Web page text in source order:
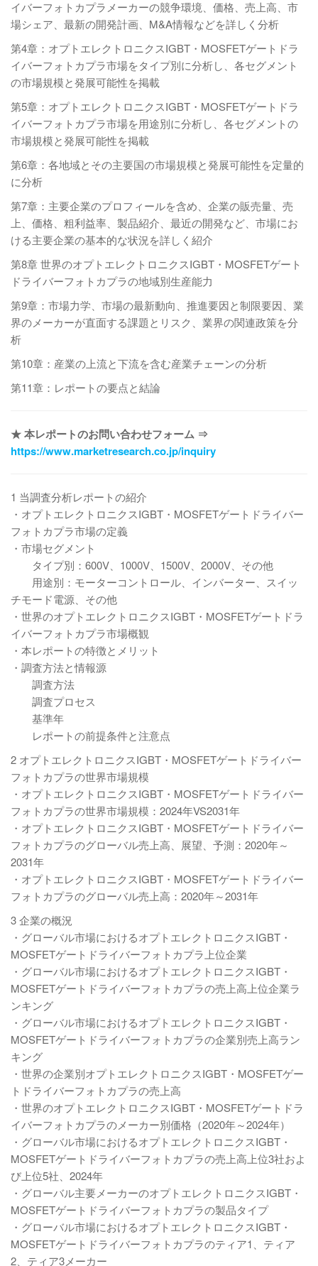
イバーフォトカプラメーカーの競争環境、価格、売上高、市
場シェア、最新の開発計画、M&A情報などを詳しく分析
第4章：オプトエレクトロニクスIGBT・MOSFETゲートドラ
イバーフォトカプラ市場をタイプ別に分析し、各セグメント
の市場規模と発展可能性を掲載
第5章：オプトエレクトロニクスIGBT・MOSFETゲートドラ
イバーフォトカプラ市場を用途別に分析し、各セグメントの
市場規模と発展可能性を掲載
第6章：各地域とその主要国の市場規模と発展可能性を定量的
に分析
第7章：主要企業のプロフィールを含め、企業の販売量、売
上、価格、粗利益率、製品紹介、最近の開発など、市場にお
ける主要企業の基本的な状況を詳しく紹介
第8章 世界のオプトエレクトロニクスIGBT・MOSFETゲート
ドライバーフォトカプラの地域別生産能力
第9章：市場力学、市場の最新動向、推進要因と制限要因、業
界のメーカーが直面する課題とリスク、業界の関連政策を分
析
第10章：産業の上流と下流を含む産業チェーンの分析
第11章：レポートの要点と結論
★ 本レポートのお問い合わせフォーム ⇒
https://www.marketresearch.co.jp/inquiry
1 当調査分析レポートの紹介
・オプトエレクトロニクスIGBT・MOSFETゲートドライバー
フォトカプラ市場の定義
・市場セグメント
タイプ別：600V、1000V、1500V、2000V、その他
用途別：モーターコントロール、インバーター、スイッ
チモード電源、その他
・世界のオプトエレクトロニクスIGBT・MOSFETゲートドラ
イバーフォトカプラ市場概観
・本レポートの特徴とメリット
・調査方法と情報源
調査方法
調査プロセス
基準年
レポートの前提条件と注意点
2 オプトエレクトロニクスIGBT・MOSFETゲートドライバー
フォトカプラの世界市場規模
・オプトエレクトロニクスIGBT・MOSFETゲートドライバー
フォトカプラの世界市場規模：2024年VS2031年
・オプトエレクトロニクスIGBT・MOSFETゲートドライバー
フォトカプラのグローバル売上高、展望、予測：2020年～
2031年
・オプトエレクトロニクスIGBT・MOSFETゲートドライバー
フォトカプラのグローバル売上高：2020年～2031年
3 企業の概況
・グローバル市場におけるオプトエレクトロニクスIGBT・
MOSFETゲートドライバーフォトカプラ上位企業
・グローバル市場におけるオプトエレクトロニクスIGBT・
MOSFETゲートドライバーフォトカプラの売上高上位企業ラ
ンキング
・グローバル市場におけるオプトエレクトロニクスIGBT・
MOSFETゲートドライバーフォトカプラの企業別売上高ラン
キング
・世界の企業別オプトエレクトロニクスIGBT・MOSFETゲー
トドライバーフォトカプラの売上高
・世界のオプトエレクトロニクスIGBT・MOSFETゲートドラ
イバーフォトカプラのメーカー別価格（2020年～2024年）
・グローバル市場におけるオプトエレクトロニクスIGBT・
MOSFETゲートドライバーフォトカプラの売上高上位3社およ
び上位5社、2024年
・グローバル主要メーカーのオプトエレクトロニクスIGBT・
MOSFETゲートドライバーフォトカプラの製品タイプ
・グローバル市場におけるオプトエレクトロニクスIGBT・
MOSFETゲートドライバーフォトカプラのティア1、ティア
2、ティア3メーカー